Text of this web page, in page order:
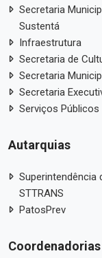
Secretaria
Sustentá
Infraestrutura
Secretaria de
Secretaria
Secretaria
Serviços Públicos
Autarquias
Superintendência
STTRANS
PatosPrev
Coordenadorias